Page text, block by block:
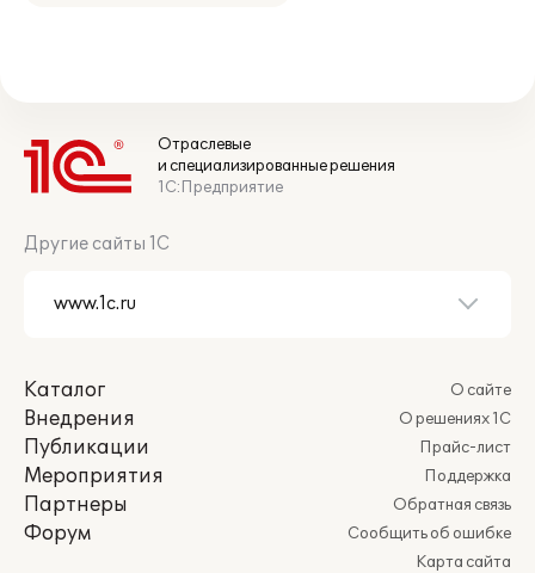
Отраслевые
и специализированные решения
1С:Предприятие
Другие сайты 1С
Каталог
Внедрения
Публикации
Мероприятия
Партнеры
Форум
О сайте
О решениях 1С
Прайс-лист
Поддержка
Обратная связь
Сообщить об ошибке
Карта сайта